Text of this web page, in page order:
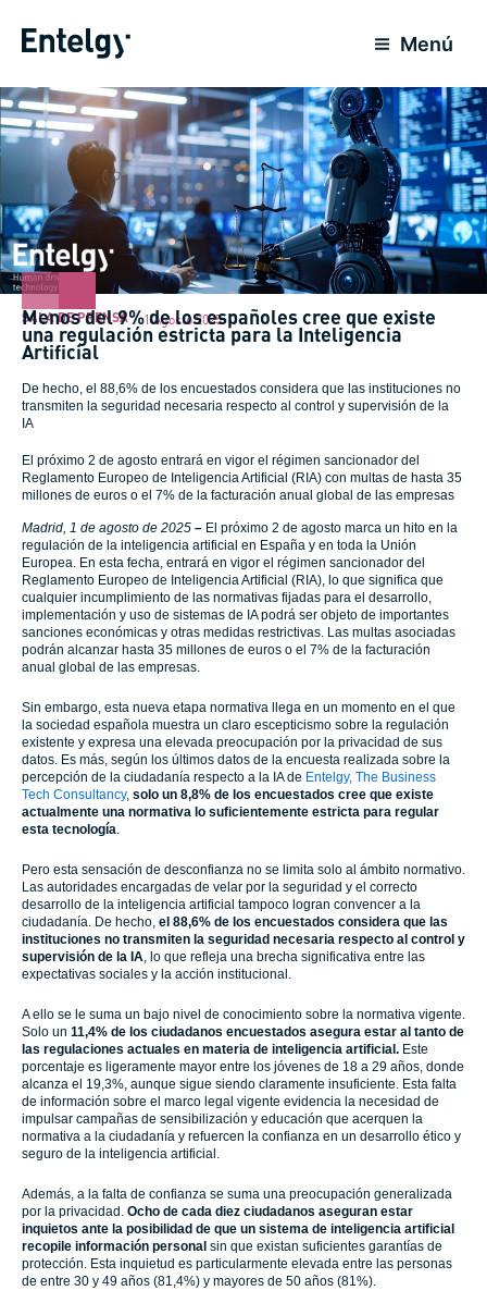
Menú
SALA DE PRENSA 1 Agosto 2025
Menos del 9% de los españoles cree que existe
una regulación estricta para la Inteligencia
Artificial
De hecho, el 88,6% de los encuestados considera que las instituciones no
transmiten la seguridad necesaria respecto al control y supervisión de la
IA
El próximo 2 de agosto entrará en vigor el régimen sancionador del
Reglamento Europeo de Inteligencia Artificial (RIA) con multas de hasta 35
millones de euros o el 7% de la facturación anual global de las empresas
Madrid, 1 de agosto de 2025 – El próximo 2 de agosto marca un hito en la
regulación de la inteligencia artificial en España y en toda la Unión
Europea. En esta fecha, entrará en vigor el régimen sancionador del
Reglamento Europeo de Inteligencia Artificial (RIA), lo que significa que
cualquier incumplimiento de las normativas fijadas para el desarrollo,
implementación y uso de sistemas de IA podrá ser objeto de importantes
sanciones económicas y otras medidas restrictivas. Las multas asociadas
podrán alcanzar hasta 35 millones de euros o el 7% de la facturación
anual global de las empresas.
Sin embargo, esta nueva etapa normativa llega en un momento en el que
la sociedad española muestra un claro escepticismo sobre la regulación
existente y expresa una elevada preocupación por la privacidad de sus
datos. Es más, según los últimos datos de la encuesta realizada sobre la
percepción de la ciudadanía respecto a la IA de Entelgy, The Business
Tech Consultancy, solo un 8,8% de los encuestados cree que existe
actualmente una normativa lo suficientemente estricta para regular
esta tecnología
Pero esta sensación de desconfianza no se limita solo al ámbito normativo.
Las autoridades encargadas de velar por la seguridad y el correcto
desarrollo de la inteligencia artificial tampoco logran convencer a la
ciudadanía. De hecho, el 88,6% de los encuestados considera que las
instituciones no transmiten la seguridad necesaria respecto al control y
supervisión de la IA , lo que refleja una brecha significativa entre las
expectativas sociales y la acción institucional.
A ello se le suma un bajo nivel de conocimiento sobre la normativa vigente.
Solo un 11,4% de los ciudadanos encuestados asegura estar al tanto de
las regulaciones actuales en materia de inteligencia artificial. Este
porcentaje es ligeramente mayor entre los jóvenes de 18 a 29 años, donde
alcanza el 19,3%, aunque sigue siendo claramente insuficiente. Esta falta
de información sobre el marco legal vigente evidencia la necesidad de
impulsar campañas de sensibilización y educación que acerquen la
normativa a la ciudadanía y refuercen la confianza en un desarrollo ético y
seguro de la inteligencia artificial.
Además, a la falta de confianza se suma una preocupación generalizada
por la privacidad. Ocho de cada diez ciudadanos aseguran estar
inquietos ante la posibilidad de que un sistema de inteligencia artificial
recopile información personal sin que existan suficientes garantías de
protección. Esta inquietud es particularmente elevada entre las personas
de entre 30 y 49 años (81,4%) y mayores de 50 años (81%).